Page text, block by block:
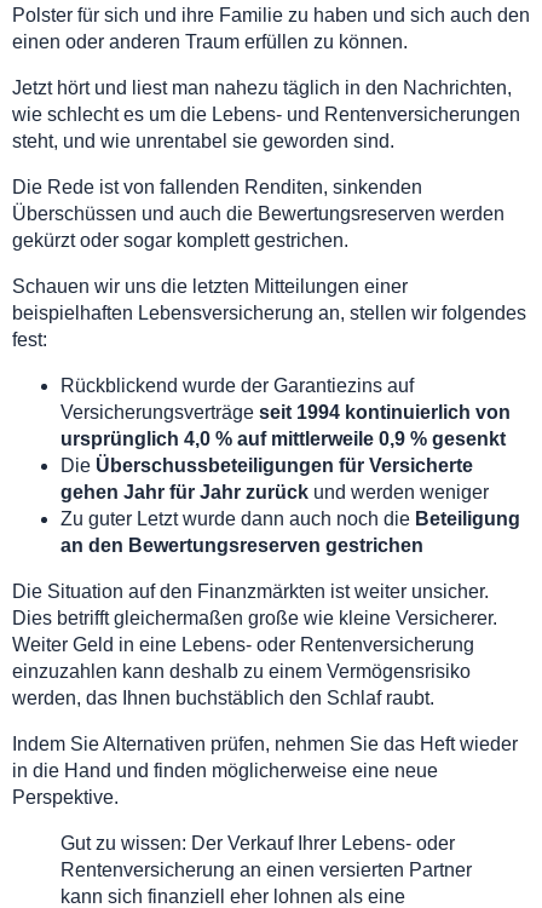
Polster für sich und ihre Familie zu haben und sich auch den
einen oder anderen Traum erfüllen zu können.
Jetzt hört und liest man nahezu täglich in den Nachrichten,
wie schlecht es um die Lebens- und Rentenversicherungen
steht, und wie unrentabel sie geworden sind.
Die Rede ist von fallenden Renditen, sinkenden
Überschüssen und auch die Bewertungsreserven werden
gekürzt oder sogar komplett gestrichen.
Schauen wir uns die letzten Mitteilungen einer
beispielhaften Lebensversicherung an, stellen wir folgendes
fest:
Rückblickend wurde der Garantiezins auf
Versicherungsverträge seit 1994 kontinuierlich von
ursprünglich 4,0 % auf mittlerweile 0,9 % gesenkt
Die Überschussbeteiligungen für Versicherte
gehen Jahr für Jahr zurück und werden weniger
Zu guter Letzt wurde dann auch noch die Beteiligung
an den Bewertungsreserven gestrichen
Die Situation auf den Finanzmärkten ist weiter unsicher.
Dies betrifft gleichermaßen große wie kleine Versicherer.
Weiter Geld in eine Lebens- oder Rentenversicherung
einzuzahlen kann deshalb zu einem Vermögensrisiko
werden, das Ihnen buchstäblich den Schlaf raubt.
Indem Sie Alternativen prüfen, nehmen Sie das Heft wieder
in die Hand und finden möglicherweise eine neue
Perspektive.
Gut zu wissen: Der Verkauf Ihrer Lebens- oder
Rentenversicherung an einen versierten Partner
kann sich finanziell eher lohnen als eine